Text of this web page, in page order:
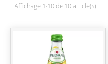
Affichage 1-10 de 10 article(s)